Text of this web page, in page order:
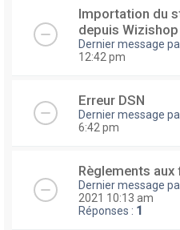
Importation du
depuis Wizishop
Dernier message
12:42 pm
Erreur DSN
Dernier message
6:42 pm
Règlements
Dernier message
2021 10:13 am
Réponses : 1